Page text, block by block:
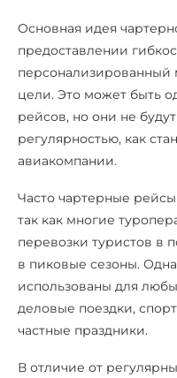
Основная идея
предоставлении
персонализированный
цели. Это может быть
рейсов, но они не
регулярностью, как
авиакомпании.
Часто чартерные
так как многие
перевозки туристов в
в пиковые сезоны.
использованы для
деловые поездки,
частные праздники.
В отличие от